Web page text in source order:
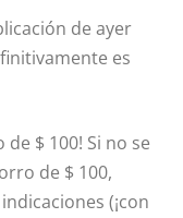
de ayer
es
$ 100! Si no se
de $ 100,
(¡con